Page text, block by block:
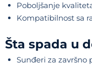
Poboljšanje
Kompatibilnost sa
Šta spada u
Sunđeri za završno